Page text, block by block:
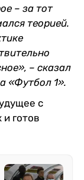
– за тот
теорией.
– сказал
«Футбол 1».
с
готов